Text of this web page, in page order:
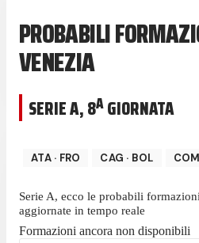
PROBABILI
VENEZIA
SERIE A,8AGIORNATA
ATA· FRO CAG · BOL COM
Serie A, ecco le probabili
aggiornate in tempo reale
Formazioni ancora non disponibili